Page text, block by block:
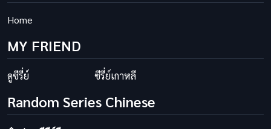
Home
MY FRIEND
ดูซีรี่ย์ ซีรี่ย์เกาหลี
Random Series Chinese